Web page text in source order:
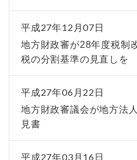
平成27年12月07日
地方財政審が28年度税制
税の分割基準の見直しを
平成27年06月22日
地方財政審議会が地方法
見書
平成27年03月16日